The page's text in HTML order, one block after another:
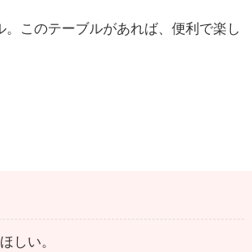
このテーブルがあれば、便利で楽し
しい。